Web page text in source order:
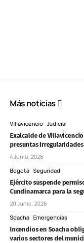
Más noticias
Villavicencio Judicial
Exalcalde de
presuntas
4 Junio, 2026
Bogotá Seguridad
Ejército suspende
Cundinamarca para la
20 Junio, 2026
Soacha Emergencias
Incendios en Soacha
varios sectores del